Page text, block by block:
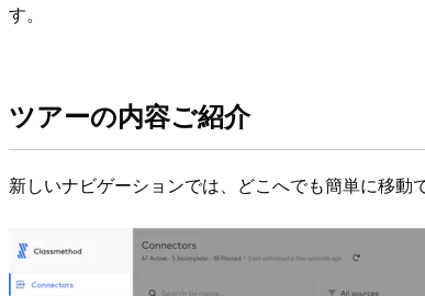
す。
ツアーの内容ご紹介
新しいナビゲーションでは、どこへでも簡単に移動